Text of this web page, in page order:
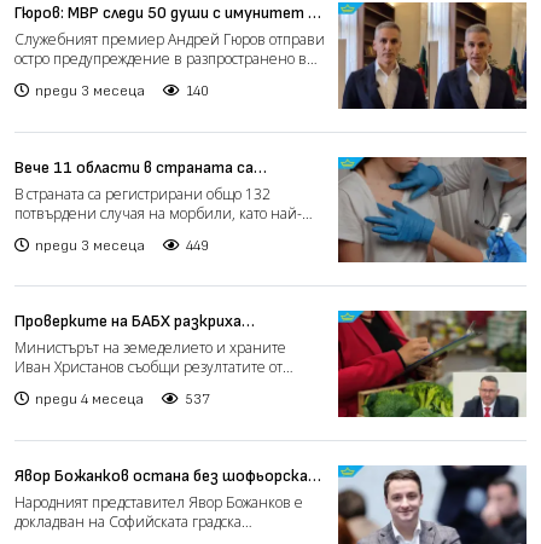
Гюров: МВР следи 50 души с имунитет за
купуване на гласове (видео)
Служебният премиер Андрей Гюров отправи
остро предупреждение в разпространено във
преди 3 месеца 140
Вече 11 области в страната са
засегнати от морбили (видео)
В страната са регистрирани общо 132
потвърдени случая на морбили, като най-
преди 3 месеца 449
Проверките на БАБХ разкриха
злоупотреби с храни и заплахи към
инспектори (видео)
Министърът на земеделието и храните
Иван Христанов съобщи резултатите от
преди 4 месеца 537
Явор Божанков остана без шофьорска
книжка
Народният представител Явор Божанков е
докладван на Софийската градска